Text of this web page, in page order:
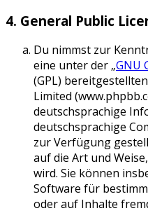
4. General Public
Du nimmst zur
eine unter der „GNU
(GPL)
Limited
deutschsprachige
deutschsprachige
zur Verfügung
auf die Art und
wird. Sie können
Software für
oder auf Inhalte